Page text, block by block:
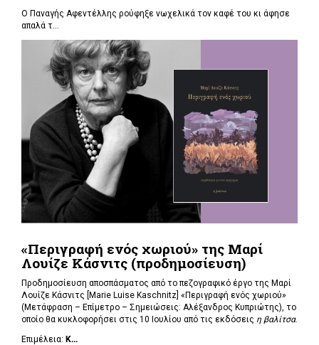
Ο Παναγής Αφεντέλλης ρούφηξε νωχελικά τον καφέ του κι άφησε
απαλά τ...
«Περιγραφή ενός χωριού» της Μαρί
Λουίζε Κάσνιτς (προδημοσίευση)
Προδημοσίευση αποσπάσματος από το πεζογραφικό έργο της Μαρί
Λουίζε Κάσνιτς [Marie Luise Kaschnitz] «Περιγραφή ενός χωριού»
(Μετάφραση – Επίμετρο – Σημειώσεις: Αλέξανδρος Κυπριώτης), το
οποίο θα κυκλοφορήσει στις 10 Ιουλίου από τις εκδόσεις η βαλίτσα.
Επιμέλεια: Κ...